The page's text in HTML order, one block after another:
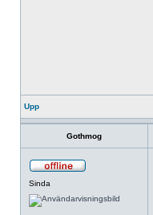
Upp
Gothmog
Sinda